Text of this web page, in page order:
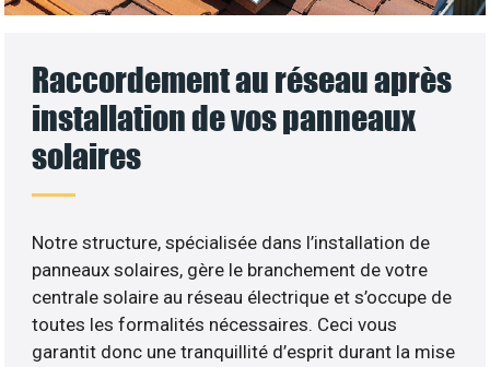
Raccordement au réseau après
installation de vos panneaux
solaires
Notre structure, spécialisée dans l’installation de
panneaux solaires, gère le branchement de votre
centrale solaire au réseau électrique et s’occupe de
toutes les formalités nécessaires. Ceci vous
garantit donc une tranquillité d’esprit durant la mise